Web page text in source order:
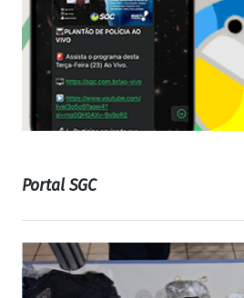
Portal SGC